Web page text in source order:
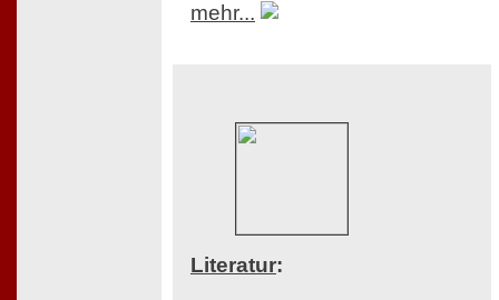
mehr...
Literatur: